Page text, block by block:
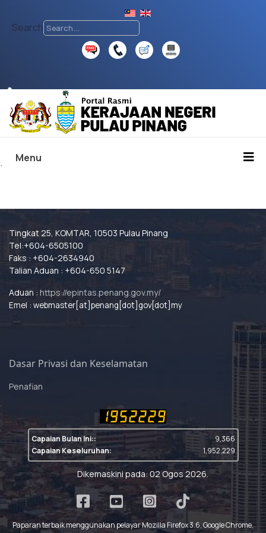
Search
Menu
.
Tingkat 25, KOMTAR, 10503 Pulau Pinang
Tel:+604-6505100
Faks : +604-2634940
Talian Aduan : +604-650 5147
Aduan : https://epintas.penang.gov.my/
Emel : webmaster[at]penang[dot]gov[dot]my
Dasar Privasi dan Keselamatan
Penafian
Capaian Bulan Ini::
9,366
Capaian Keseluruhan:
1,952,229
Dikemaskini pada: 02 Ogos 2026.
Paparan terbaik menggunakan pelayar Mozilla Firefox 3.6, Google Chrome,